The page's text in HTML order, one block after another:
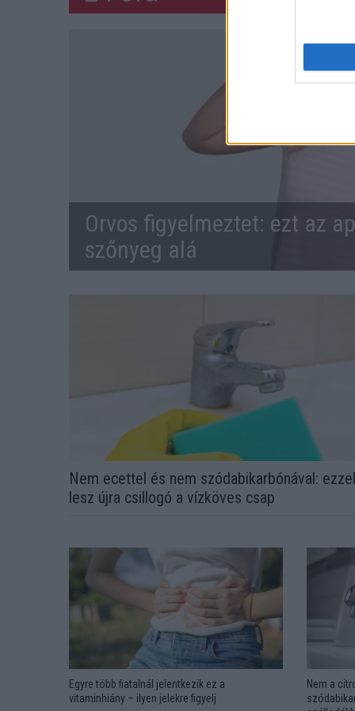
Orvos figyelmeztet: ezt az
szőnyeg alá
Nem ecettel és nem szódabikarbónával: ezzel
lesz újra csillogó a vízköves csap
Egyre több fiatalnál jelentkezik ez a
vitaminhiány – ilyen jelekre figyelj
Nem a